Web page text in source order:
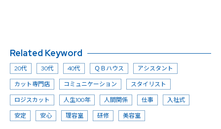
Related Keyword
20代 30代 40代 ＱＢハウス
アシスタント
カット専門店
コミュニケーション
スタイリスト
ロジスカット
人生100年 人間関係 仕事
入社式
安定
安心 理容室 研修 美容室